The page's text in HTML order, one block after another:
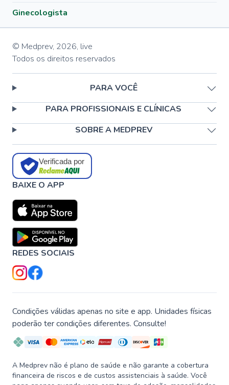
Ginecologista
© Medprev, 2026, live
Todos os direitos reservados
PARA VOCÊ
PARA PROFISSIONAIS E CLÍNICAS
SOBRE A MEDPREV
Verificada por
BAIXE O APP
REDES SOCIAIS
Condições válidas apenas no site e app. Unidades físicas
poderão ter condições diferentes. Consulte!
A Medprev não é plano de saúde e não garante a cobertura
financeira de riscos e de custos assistenciais à saúde. Você